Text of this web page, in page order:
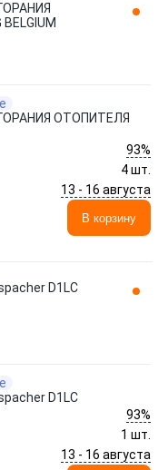
ОТОПИТЕЛЯ
93%
4 шт.
13 - 16 августа
В корзину
D1LC
D1LC
93%
1 шт.
13 - 16 августа